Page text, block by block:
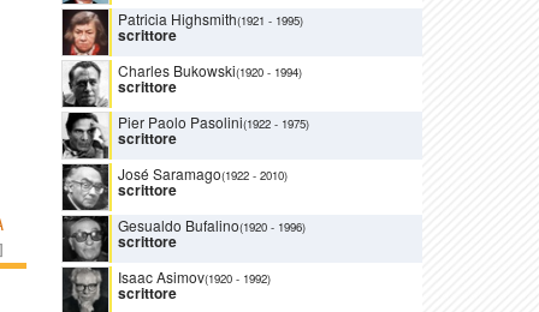
]
Patricia Highsmith(1921 - 1995)
scrittore
Charles Bukowski(1920 - 1994)
scrittore
Pier Paolo Pasolini(1922 - 1975)
scrittore
José Saramago(1922 - 2010)
scrittore
Gesualdo Bufalino(1920 - 1996)
scrittore
Isaac Asimov(1920 - 1992)
scrittore